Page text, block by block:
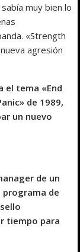
muy bien lo
«Strength
agresión
el tema «End
de 1989,
un nuevo
de un
de
tiempo para